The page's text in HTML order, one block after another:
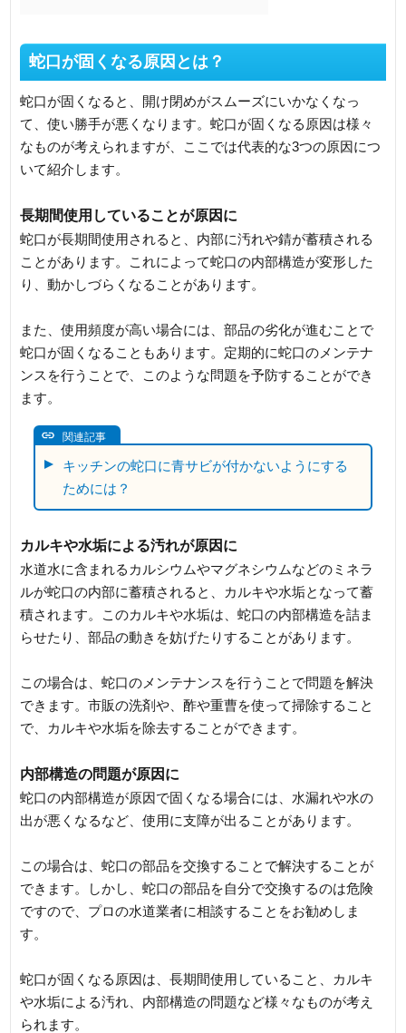
蛇口が固くなる原因とは？
蛇口が固くなると、開け閉めがスムーズにいかなくなっ
て、使い勝手が悪くなります。蛇口が固くなる原因は様々
なものが考えられますが、ここでは代表的な3つの原因につ
いて紹介します。
長期間使用していることが原因に
蛇口が長期間使用されると、内部に汚れや錆が蓄積される
ことがあります。これによって蛇口の内部構造が変形した
り、動かしづらくなることがあります。
また、使用頻度が高い場合には、部品の劣化が進むことで
蛇口が固くなることもあります。定期的に蛇口のメンテナ
ンスを行うことで、このような問題を予防することができ
ます。
関連記事
キッチンの蛇口に青サビが付かないようにする
ためには？
カルキや水垢による汚れが原因に
水道水に含まれるカルシウムやマグネシウムなどのミネラ
ルが蛇口の内部に蓄積されると、カルキや水垢となって蓄
積されます。このカルキや水垢は、蛇口の内部構造を詰ま
らせたり、部品の動きを妨げたりすることがあります。
この場合は、蛇口のメンテナンスを行うことで問題を解決
できます。市販の洗剤や、酢や重曹を使って掃除すること
で、カルキや水垢を除去することができます。
内部構造の問題が原因に
蛇口の内部構造が原因で固くなる場合には、水漏れや水の
出が悪くなるなど、使用に支障が出ることがあります。
この場合は、蛇口の部品を交換することで解決することが
できます。しかし、蛇口の部品を自分で交換するのは危険
ですので、プロの水道業者に相談することをお勧めしま
す。
蛇口が固くなる原因は、長期間使用していること、カルキ
や水垢による汚れ、内部構造の問題など様々なものが考え
られます。